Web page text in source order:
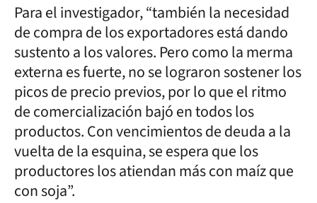
Para el investigador, “también la necesidad
de compra de los exportadores está dando
sustento a los valores. Pero como la merma
externa es fuerte, no se lograron sostener los
picos de precio previos, por lo que el ritmo
de comercialización bajó en todos los
productos. Con vencimientos de deuda a la
vuelta de la esquina, se espera que los
productores los atiendan más con maíz que
con soja”.